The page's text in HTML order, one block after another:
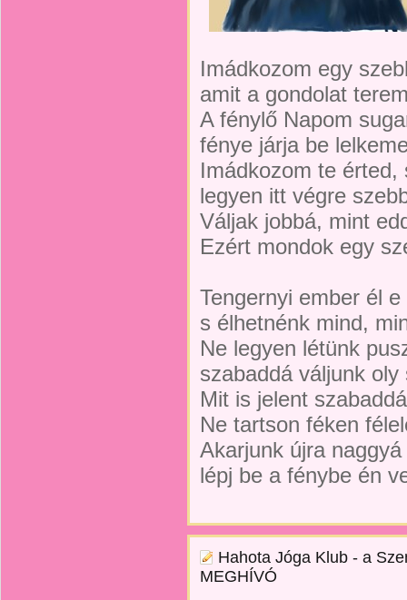
Imádkozom egy
amit a gondolat
A fénylő Napom
fénye járja be
Imádkozom te érted,
legyen itt végre
Váljak jobbá, mint
Ezért mondok egy
Tengernyi ember él
s élhetnénk mind,
Ne legyen létünk
szabaddá váljunk oly
Mit is jelent
Ne tartson féken
Akarjunk újra naggyá
lépj be a fénybe én
Hahota Jóga Klub - a
MEGHÍVÓ